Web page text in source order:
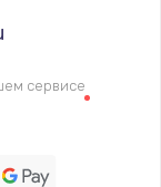
сервисе